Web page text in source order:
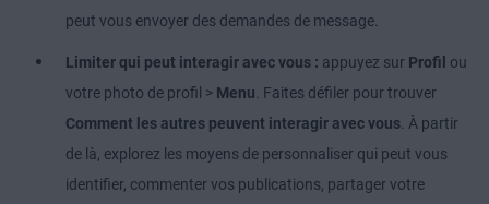
peut vous envoyer des demandes de message.
Limiter qui peut interagir avec vous : appuyez sur Profil ou
votre photo de profil > Menu . Faites défiler pour trouver
Comment les autres peuvent interagir avec vous À partir
de là, explorez les moyens de personnaliser qui peut vous
identifier, commenter vos publications, partager votre